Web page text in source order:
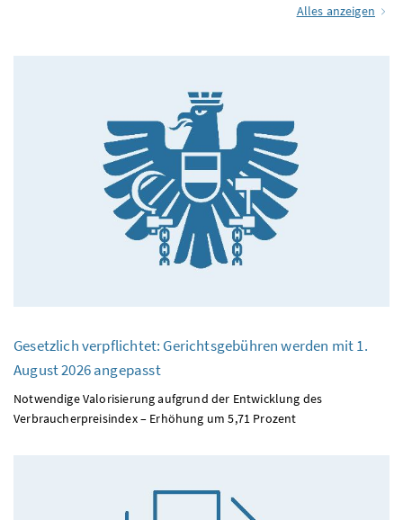
Alles anzeigen
Gesetzlich verpflichtet: Gerichtsgebühren werden mit 1.
August 2026 angepasst
Notwendige Valorisierung aufgrund der Entwicklung des
Verbraucherpreisindex – Erhöhung um 5,71 Prozent